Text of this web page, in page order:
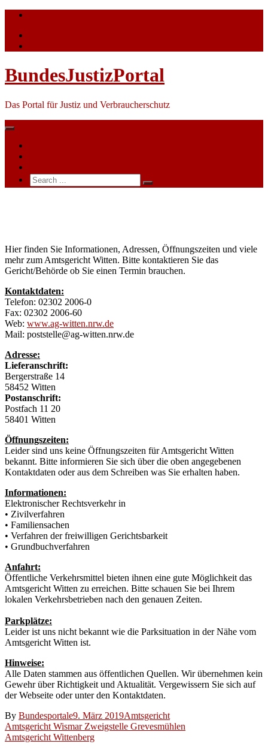
Skip
content
BundesJustizPortal
Das Portal für Justiz und Verbraucherschutz
Search
for:
Hier finden Sie Informationen, Adressen, Öffnungszeiten und viele
mehr zum Amtsgericht Witten. Bitte kontaktieren Sie das
Gericht/Behörde ob Sie einen Termin brauchen.
Kontaktdaten:
Telefon: 02302 2006-0
Fax: 02302 2006-60
Web: www.ag-witten.nrw.de
Mail: poststelle@ag-witten.nrw.de
Adresse:
Lieferanschrift:
Bergerstraße 14
58452 Witten
Postanschrift:
Postfach 11 20
58401 Witten
Öffnungszeiten:
Leider sind uns keine Öffnungszeiten für Amtsgericht Witten
bekannt. Bitte informieren Sie sich über die oben angegebenen
Kontaktdaten oder aus dem Schreiben was Sie erhalten haben.
Informationen:
Elektronischer Rechtsverkehr in
• Zivilverfahren
• Familiensachen
• Verfahren der freiwilligen Gerichtsbarkeit
• Grundbuchverfahren
Anfahrt:
Öffentliche Verkehrsmittel bieten ihnen eine gute Möglichkeit das
Amtsgericht Witten zu erreichen. Bitte schauen Sie bei Ihrem
lokalen Verkehrsbetrieben nach den genauen Zeiten.
Parkplätze:
Leider ist uns nicht bekannt wie die Parksituation in der Nähe vom
Amtsgericht Witten ist.
Hinweise:
Alle Daten stammen aus öffentlichen Quellen. Wir übernehmen kein
Gewehr über Richtigkeit und Aktualität. Vergewissern Sie sich auf
der Webseite oder unter den Kontaktdaten.
By Bundesportale9. März 2019Amtsgericht
Beitragsnavigation
Amtsgericht Wismar Zweigstelle Grevesmühlen
Amtsgericht Wittenberg